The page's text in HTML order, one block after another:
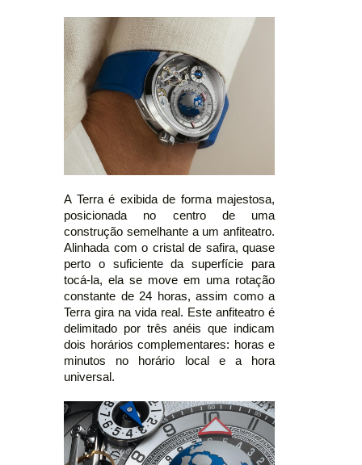
A Terra é exibida de forma majestosa,
posicionada no centro de uma
construção semelhante a um anfiteatro.
Alinhada com o cristal de safira, quase
perto o suficiente da superfície para
tocá-la, ela se move em uma rotação
constante de 24 horas, assim como a
Terra gira na vida real. Este anfiteatro é
delimitado por três anéis que indicam
dois horários complementares: horas e
minutos no horário local e a hora
universal.